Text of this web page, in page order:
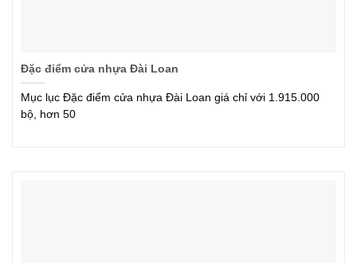
Đặc điểm cửa nhựa Đài Loan
Mục lục Đặc điểm cửa nhựa Đài Loan giá chỉ với 1.915.000
bộ, hơn 50